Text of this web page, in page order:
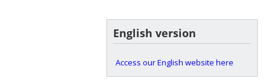
English version
Access our English website here